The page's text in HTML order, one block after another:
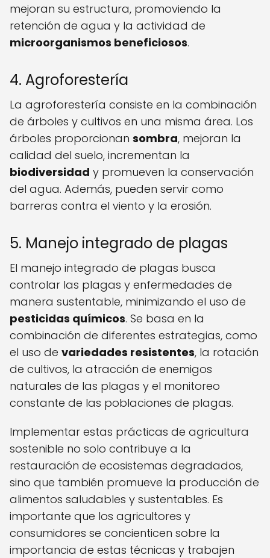
mejoran su estructura, promoviendo la
retención de agua y la actividad de
microorganismos beneficiosos.
4. Agroforestería
La agroforestería consiste en la combinación
de árboles y cultivos en una misma área. Los
árboles proporcionan sombra, mejoran la
calidad del suelo, incrementan la
biodiversidad y promueven la conservación
del agua. Además, pueden servir como
barreras contra el viento y la erosión.
5. Manejo integrado de plagas
El manejo integrado de plagas busca
controlar las plagas y enfermedades de
manera sustentable, minimizando el uso de
pesticidas químicos. Se basa en la
combinación de diferentes estrategias, como
el uso de variedades resistentes, la rotación
de cultivos, la atracción de enemigos
naturales de las plagas y el monitoreo
constante de las poblaciones de plagas.
Implementar estas prácticas de agricultura
sostenible no solo contribuye a la
restauración de ecosistemas degradados,
sino que también promueve la producción de
alimentos saludables y sustentables. Es
importante que los agricultores y
consumidores se concienticen sobre la
importancia de estas técnicas y trabajen